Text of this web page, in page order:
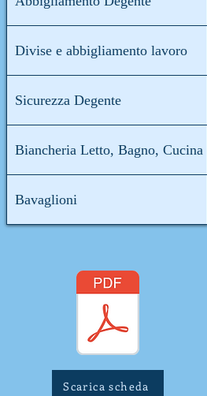
Divise e abbigliamento lavoro
Sicurezza Degente
Biancheria Letto, Bagno, Cucina
Bavaglioni
Scarica scheda